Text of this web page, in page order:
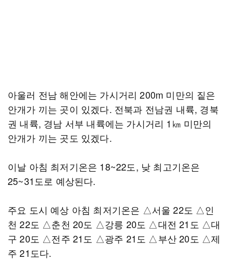
아울러 전남 해안에는 가시거리 200m 미만의 짙은
안개가 끼는 곳이 있겠다. 전북과 전남권 내륙, 경북
권 내륙, 경남 서부 내륙에는 가시거리 1㎞ 미만의
안개가 끼는 곳도 있겠다.
이날 아침 최저기온은 18~22도, 낮 최고기온은
25~31도로 예상된다.
주요 도시 예상 아침 최저기온은 △서울 22도 △인
천 22도 △춘천 20도 △강릉 20도 △대전 21도 △대
구 20도 △전주 21도 △광주 21도 △부산 20도 △제
주 21도다.